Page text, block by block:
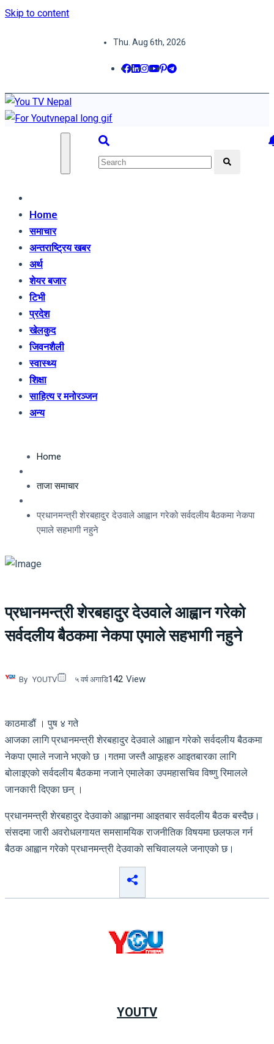
Skip to content
Thu. Aug 6th, 2026
Home
समाचार
अन्तराष्ट्रिय खबर
अर्थ
शेयर बजार
टिभी
प्रदेश
खेलकुद
जिवनशैली
स्वास्थ्य
शिक्षा
साहित्य र मनोरञ्जन
अन्य
Home
ताजा समाचार
प्रधानमन्त्री शेरबहादुर देउवाले आह्वान गरेको सर्वदलीय बैठकमा नेकपा
एमाले सहभागी नहुने
प्रधानमन्त्री शेरबहादुर देउवाले आह्वान गरेको
सर्वदलीय बैठकमा नेकपा एमाले सहभागी नहुने
By YOUTV ५ वर्ष अगाडि142 View
काठमाडौं । पुष ४ गते
आजका लागि प्रधानमन्त्री शेरबहादुर देउवाले आह्वान गरेको सर्वदलीय बैठकमा
नेकपा एमाले नजाने भएको छ ।गतमा जस्तै आफूहरु आइतबारका लागि
बोलाइएको सर्वदलीय बैठकमा नजाने एमालेका उपमहासचिव विष्णु रिमालले
जानकारी दिएका छन् ।
प्रधानमन्त्री शेरबहादुर देउवाको आह्वानमा आइतबार सर्वदलीय बैठक बस्दैछ।
संसदमा जारी अवरोधलगायत समसामयिक राजनीतिक विषयमा छलफल गर्न
बैठक आह्वान गरेको प्रधानमन्त्री देउवाको सचिवालयले जनाएको छ।
YOUTV